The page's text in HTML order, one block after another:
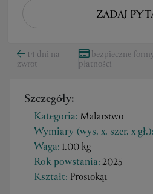
ZADAJ
14 dni na
zwrot
bezpieczne
płatności
Szczegóły:
Kategoria: Malarstwo
Wymiary (wys. x. szer. x gł.):
Waga: 1.00 kg
Rok powstania:2025
Kształt: Prostokąt